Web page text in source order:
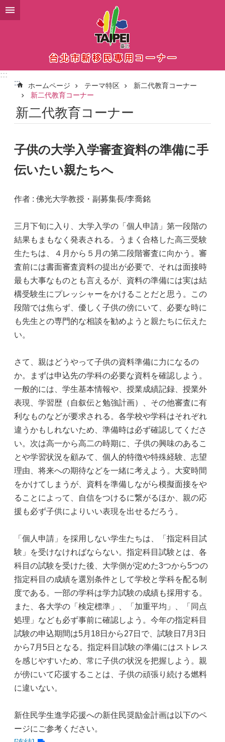
メインコンテンツブロックにスキップ
:::
:::
ホームページ テーマ特区
新二代教育コーナー
新二代教育コーナー
新二代教育コーナー
子供の大学入学審査資料の準備に手
伝いたい親たちへ
作者 : 佛光大学教授・副募集長/李喬銘
三月下旬に入り、大学入学の「個人申請」第一段階の
結果もまもなく発表される。うまく合格した高三受験
生たちは、４月から５月の第二段階審査に向かう。審
査前には書面審査資料の提出が必要で、それは面接時
最も大事なものとも言えるが、資料の準備には実は結
構受験生にプレッシャーをかけることだと思う。この
段階では焦らず、優しく子供の傍にいて、必要な時に
も先生との専門的な相談を勧めようと親たちに伝えた
い。
さて、親はどうやって子供の資料準備に力になるの
か。まずは申込先の学科の必要な資料を確認しよう。
一般的には、学生基本情報や、授業成績記録、授業外
表現、学習歴（自叙伝と勉強計画）、その他審査に有
利なものなどが要求される。各学校や学科はそれぞれ
違うかもしれないため、準備時は必ず確認してくださ
い。次は高一から高二の時期に、子供の興味のあるこ
とや学習状況を顧みて、個人的特徴や特殊経験、志望
理由、将来への期待などを一緒に考えよう。大変時間
をかけてしまうが、資料を準備しながら模擬面接をや
ることによって、自信をつけるに繋がるほか、親の応
援も必ず子供によりいい表現を出せるだろう。
「個人申請」を採用しない学生たちは、「指定科目試
験」を受けなければならない。指定科目試験とは、各
科目の試験を受けた後、大学側が定めた3つから5つの
指定科目の成績を選別条件として学校と学科を配る制
度である。一部の学科は学力試験の成績も採用する。
また、各大学の「検定標準」、「加重平均」、「同点
処理」なども必ず事前に確認しよう。今年の指定科目
試験の申込期間は5月18日から27日で、試験日7月3日
から7月5日となる。指定科目試験の準備にはストレス
を感じやすいため、常に子供の状況を把握しよう。親
が傍にいて応援することは、子供の頑張り続ける燃料
に違いない。
新住民学生進学応援への新住民奨励金計画は以下のペ
ージにご参考ください。